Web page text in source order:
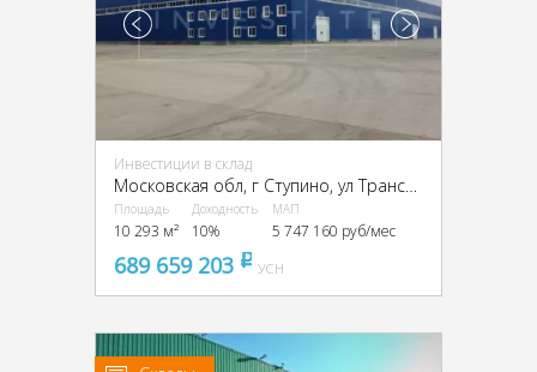
Инвестиции в склад
Московская обл, г Ступино, ул Транспортная, влд 22, г Ступино, Транспортная ул., вл. 22
Площадь
10 293 м²
Доходность
10%
МАП
5 747 160 руб/мес
689 659 203 pуб
УСН